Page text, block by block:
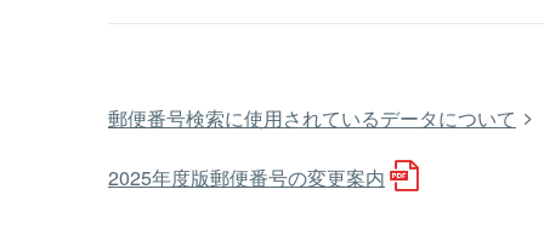
郵便番号検索に使用されているデータについて
2025年度版郵便番号の変更案内